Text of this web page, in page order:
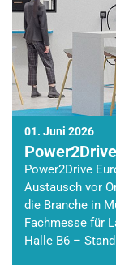
01. Juni 2026
Power2Drive
Austausch vor
die Branche in
Fachmesse für
Halle B6 –